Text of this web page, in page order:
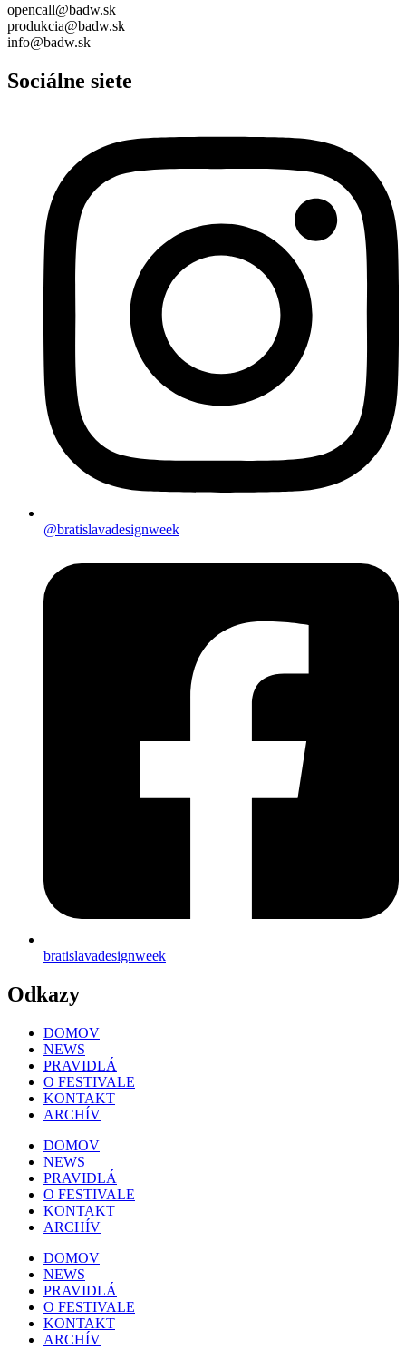
opencall@badw.sk
produkcia@badw.sk
info@badw.sk
Sociálne siete
@bratislavadesignweek
bratislavadesignweek
Odkazy
DOMOV
NEWS
PRAVIDLÁ
O FESTIVALE
KONTAKT
ARCHÍV
DOMOV
NEWS
PRAVIDLÁ
O FESTIVALE
KONTAKT
ARCHÍV
DOMOV
NEWS
PRAVIDLÁ
O FESTIVALE
KONTAKT
ARCHÍV